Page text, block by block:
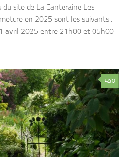
site de La Canteraine Les
en 2025 sont les suivants :
avril 2025 entre 21h00 et 05h00
0